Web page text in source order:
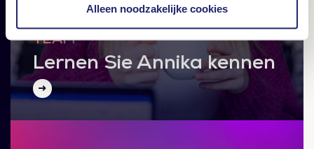
Alleen noodzakelijke cookies
TEAM
Lernen Sie Annika kennen